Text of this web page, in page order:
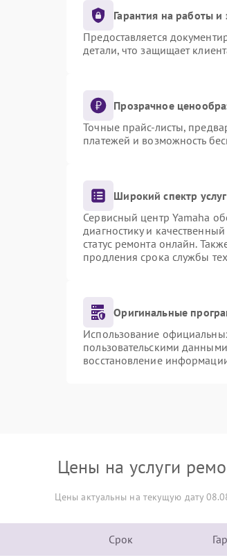
Гарантия на работы и
Предоставляется
детали, что защищает
Прозрачное
Точные прайс-листы,
платежей и возможность
Широкий спектр услуг
Сервисный центр Yamaha
диагностику и
статус ремонта онлайн.
продления срока службы
Оригинальные
Использование
пользовательскими
восстановление
Цены на услуги
Цены актуальны на текущую дату
Срок